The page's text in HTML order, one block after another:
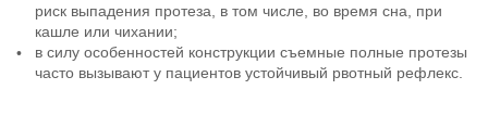
риск выпадения протеза, в том числе, во время сна, при
кашле или чихании;
в силу особенностей конструкции съемные полные протезы
часто вызывают у пациентов устойчивый рвотный рефлекс.